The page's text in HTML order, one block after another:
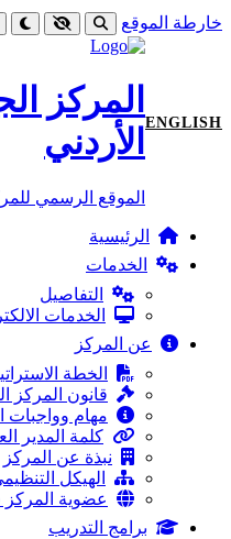
خارطة الموقع
ENGLISH
المركز
الأردني
الموقع الرسمي
الرئيسية
الخدمات
التفاصيل
الخدمات
عن المركز
الخطة
قانون المركز
مهام وواجبات
كلمة المدير
نبذة عن المركز
الهيكل
عضوية المركز
برامج التدريب